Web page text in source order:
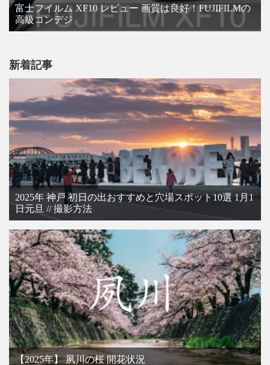
富士フイルム XF10 レビュー 画質は良好！FUJIFILMの
高級コンデジ
新着記事
2025年 神戸 初日の出おすすめと穴場スポット10選 1月1
日元旦 // 撮影方法
【2025年】 夙川の桜 開花状況